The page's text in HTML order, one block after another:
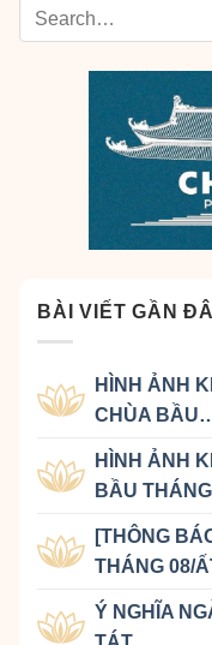
BÀI VIẾT GẦN
HÌNH ẢNH
CHÙA
HÌNH ẢNH
BẦU
[THÔNG
THÁNG 08/
Ý NGHĨA